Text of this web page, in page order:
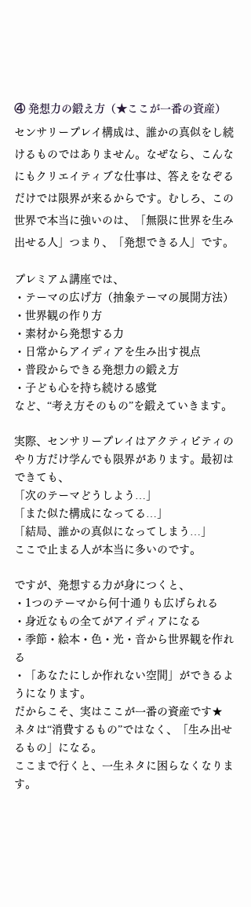
④ 発想力の鍛え方（★ここが一番の資産）
センサリープレイ構成は、誰かの真似をし続
けるものではありません。なぜなら、こんな
にもクリエイティブな仕事は、答えをなぞる
だけでは限界が来るからです。むしろ、この
世界で本当に強いのは、「無限に世界を生み
出せる人」つまり、「発想できる人」です。
プレミアム講座では、
・テーマの広げ方（抽象テーマの展開方法）
・世界観の作り方
・素材から発想する力
・日常からアイディアを生み出す視点
・普段からできる発想力の鍛え方
・子ども心を持ち続ける感覚
など、“考え方そのもの”を鍛えていきます。
実際、センサリープレイはアクティビティの
やり方だけ学んでも限界があります。最初は
できても、
「次のテーマどうしよう…」
「また似た構成になってる…」
「結局、誰かの真似になってしまう…」
ここで止まる人が本当に多いのです。
ですが、発想する力が身につくと、
・1つのテーマから何十通りも広げられる
・身近なもの全てがアイディアになる
・季節・絵本・色・光・音から世界観を作れ
る
・「あなたにしか作れない空間」ができるよ
うになります。
だからこそ、実はここが一番の資産です★
ネタは“消費するもの”ではなく、「生み出せ
るもの」になる。
ここまで行くと、一生ネタに困らなくなりま
す。